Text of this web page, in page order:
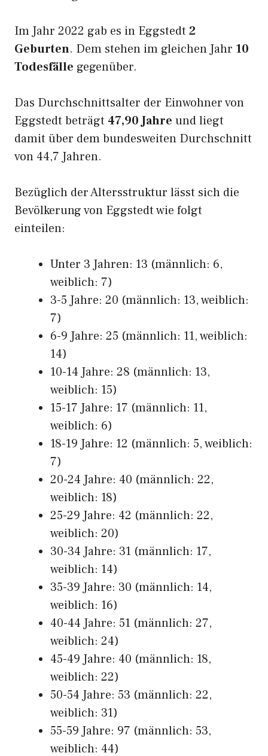
Im Jahr 2022 gab es in Eggstedt 2
Geburten. Dem stehen im gleichen Jahr 10
Todesfälle gegenüber.
Das Durchschnittsalter der Einwohner von
Eggstedt beträgt 47,90 Jahre und liegt
damit über dem bundesweiten Durchschnitt
von 44,7 Jahren.
Bezüglich der Altersstruktur lässt sich die
Bevölkerung von Eggstedt wie folgt
einteilen:
Unter 3 Jahren: 13 (männlich: 6,
weiblich: 7)
3-5 Jahre: 20 (männlich: 13, weiblich:
7)
6-9 Jahre: 25 (männlich: 11, weiblich:
14)
10-14 Jahre: 28 (männlich: 13,
weiblich: 15)
15-17 Jahre: 17 (männlich: 11,
weiblich: 6)
18-19 Jahre: 12 (männlich: 5, weiblich:
7)
20-24 Jahre: 40 (männlich: 22,
weiblich: 18)
25-29 Jahre: 42 (männlich: 22,
weiblich: 20)
30-34 Jahre: 31 (männlich: 17,
weiblich: 14)
35-39 Jahre: 30 (männlich: 14,
weiblich: 16)
40-44 Jahre: 51 (männlich: 27,
weiblich: 24)
45-49 Jahre: 40 (männlich: 18,
weiblich: 22)
50-54 Jahre: 53 (männlich: 22,
weiblich: 31)
55-59 Jahre: 97 (männlich: 53,
weiblich: 44)